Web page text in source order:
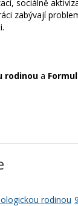
sociálně
zabývají
rodinou a
rodinou